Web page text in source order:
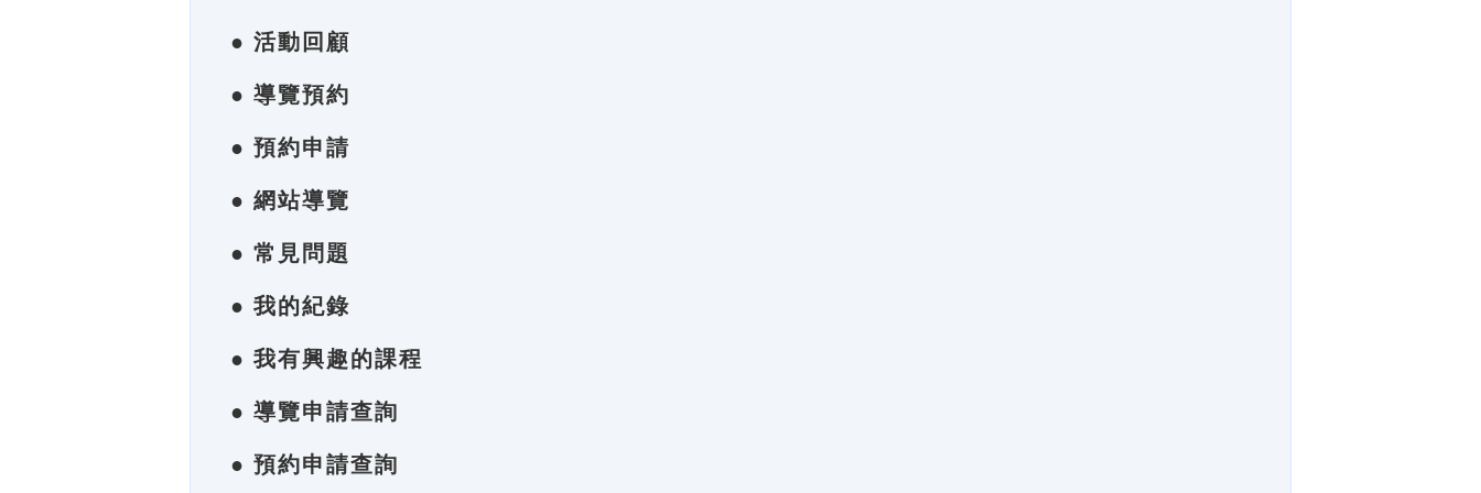
● 活動回顧
● 導覽預約
● 預約申請
● 網站導覽
● 常見問題
● 我的紀錄
● 我有興趣的課程
● 導覽申請查詢
● 預約申請查詢